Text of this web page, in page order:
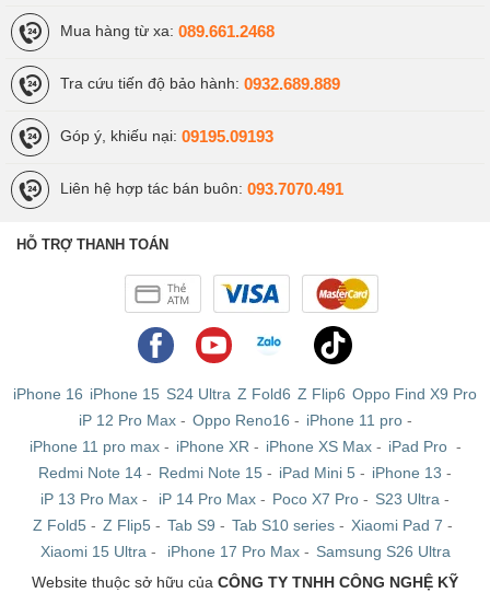
Mua hàng từ xa: 089.661.2468
Tra cứu tiến độ bảo hành: 0932.689.889
Góp ý, khiếu nại: 09195.09193
Liên hệ hợp tác bán buôn: 093.7070.491
HỖ TRỢ THANH TOÁN
iPhone 16 iPhone 15 S24 Ultra Z Fold6 Z Flip6 Oppo Find X9 Pro
iP 12 Pro Max- Oppo Reno16 - iPhone 11 pro-
iPhone 11 pro max- iPhone XR- iPhone XS Max- iPad Pro -
Redmi Note 14 - Redmi Note 15 - iPad Mini 5 - iPhone 13 -
iP 13 Pro Max - iP 14 Pro Max - Poco X7 Pro - S23 Ultra -
Z Fold5 - Z Flip5 - Tab S9 - Tab S10 series - Xiaomi Pad 7 -
Xiaomi 15 Ultra- iPhone 17 Pro Max- Samsung S26 Ultra
Website thuộc sở hữu của CÔNG TY TNHH CÔNG NGHỆ KỸ